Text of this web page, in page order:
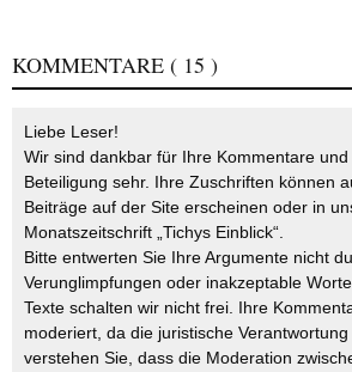
KOMMENTARE ( 15 )
Liebe Leser!
Wir sind dankbar für Ihre Kommentare
Beteiligung sehr. Ihre Zuschriften können
Beiträge auf der Site erscheinen oder in
Monatszeitschrift „Tichys Einblick“.
Bitte entwerten Sie Ihre Argumente nicht
Verunglimpfungen oder inakzeptable
Texte schalten wir nicht frei. Ihre
moderiert, da die juristische
verstehen Sie, dass die Moderation